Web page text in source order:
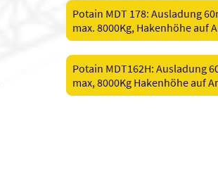
Potain MDT 178: Ausladung
max. 8000Kg, Hakenhöhe auf
Potain MDT162H: Ausladung
max, 8000Kg Hakenhöhe auf